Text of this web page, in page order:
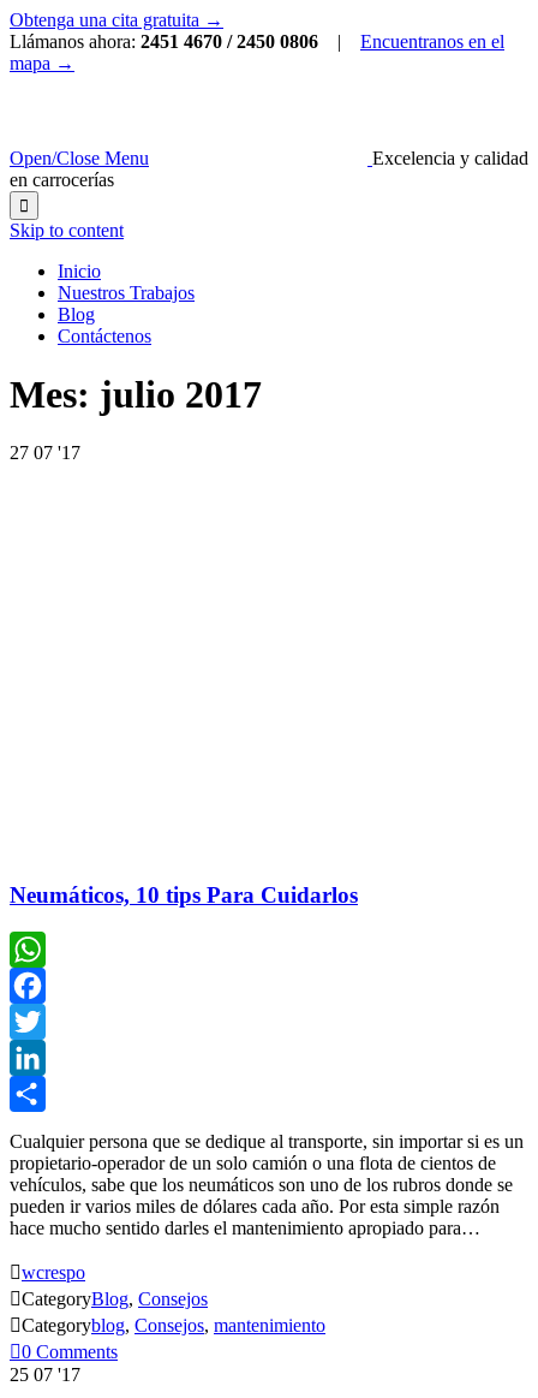
Obtenga una cita gratuita →
Llámanos ahora: 2451 4670 / 2450 0806 | Encuentranos en el
mapa →
Open/Close Menu
Excelencia y calidad
en carrocerías

Skip to content
Inicio
Nuestros Trabajos
Blog
Contáctenos
Mes: julio 2017
27 07 '17
Neumáticos, 10 tips Para Cuidarlos
WhatsApp
Facebook
Twitter
LinkedIn
Cualquier persona que se dedique al transporte, sin importar si es un
propietario-operador de un solo camión o una flota de cientos de
vehículos, sabe que los neumáticos son uno de los rubros donde se
pueden ir varios miles de dólares cada año. Por esta simple razón
hace mucho sentido darles el mantenimiento apropiado para…
wcrespo
CategoryBlog, Consejos
Categoryblog, Consejos, mantenimiento
0 Comments
25 07 '17